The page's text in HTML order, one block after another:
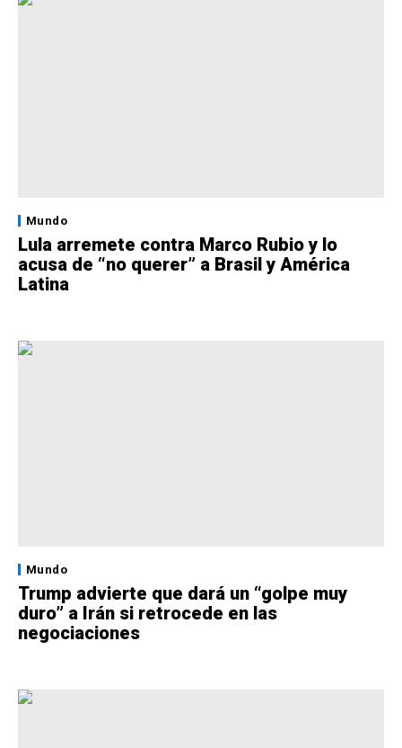
Mundo
Lula arremete contra Marco Rubio y lo
acusa de “no querer” a Brasil y América
Latina
Mundo
Trump advierte que dará un “golpe muy
duro” a Irán si retrocede en las
negociaciones